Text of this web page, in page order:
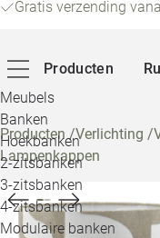
Gratis verzending
Producten
Meubels
Banken
Hoekbanken
2-zitsbanken
3-zitsbanken
4-zitsbanken
Modulaire banken
Producten/Verlichting /
Lampenkappen